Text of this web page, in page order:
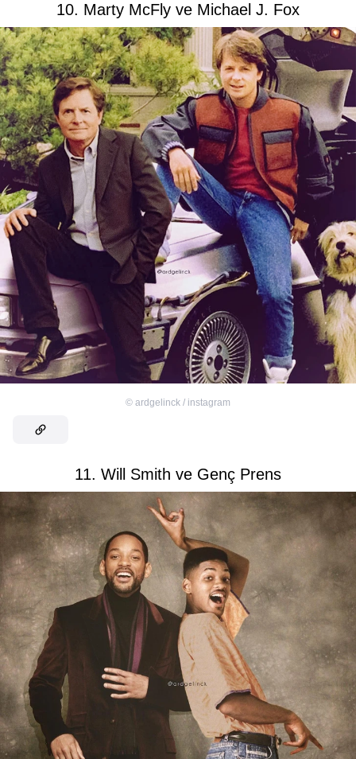
10. Marty McFly ve Michael J. Fox
© ardgelinck / instagram
11. Will Smith ve Genç Prens